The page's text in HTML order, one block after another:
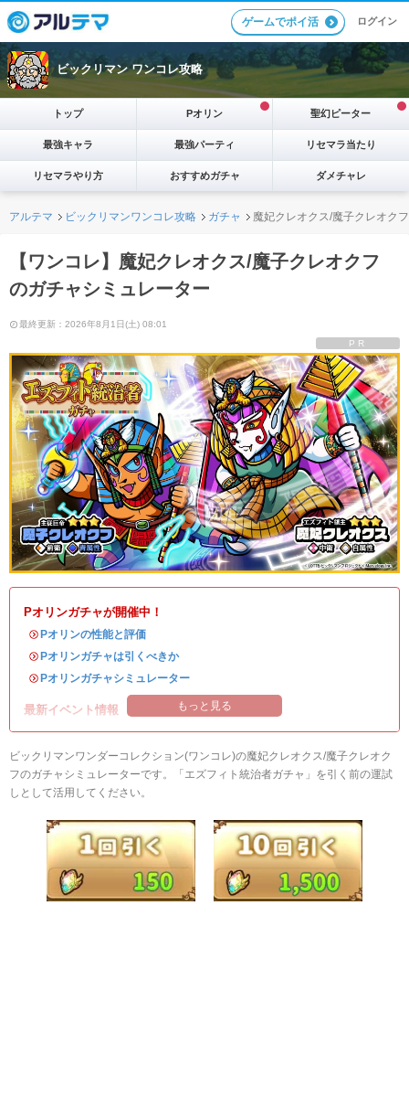
ゲームでポイ活 ログイン
ビックリマン ワンコレ攻略
トップ Pオリン 聖幻ピーター
最強キャラ 最強パーティ リセマラ当たり
リセマラやり方 おすすめガチャ ダメチャレ
アルテマ ビックリマンワンコレ攻略 ガチャ 魔妃クレオクス/魔子クレオク
【ワンコレ】魔妃クレオクス/魔子クレオクフ
のガチャシミュレーター
最終更新：2026年8月1日(土) 08:01
PR
Pオリンガチャが開催中！
・ Pオリンの性能と評価
・ Pオリンガチャは引くべきか
・ Pオリンガチャシミュレーター
最新イベント情報 もっと見る
ビックリマンワンダーコレクション(ワンコレ)の魔妃クレオクス/魔子クレオク
フのガチャシミュレーターです。「エズフィト統治者ガチャ」を引く前の運試
しとして活用してください。